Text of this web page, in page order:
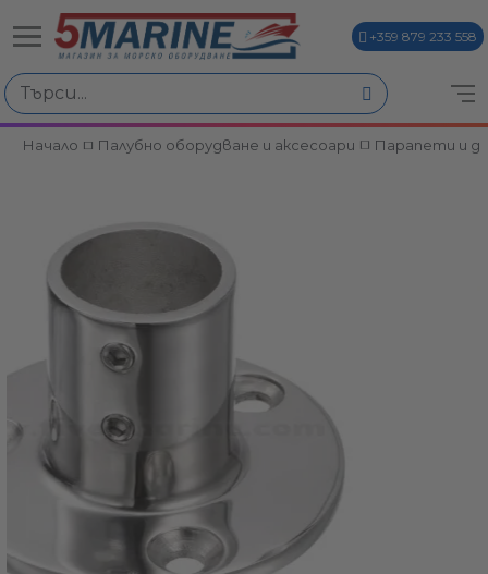
+359 879 233 558
Начало Палубно оборудване и аксесоари Парапети и